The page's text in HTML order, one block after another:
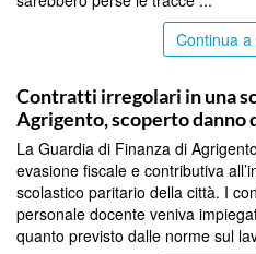
Continua
Contratti irregolari in una
Agrigento, scoperto danno
La Guardia di Finanza di
evasione fiscale e contributiva
scolastico paritario della città. I
personale docente veniva
quanto previsto dalle norme sul